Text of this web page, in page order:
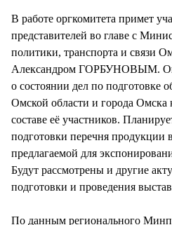
В работе оргкомитета примет
представителей во главе с
политики, транспорта и связи
Александром ГОРБУНОВЫМ.
о состоянии дел по подготовке
Омской области и города
составе её участников.
подготовки перечня продукции
предлагаемой для
Будут рассмотрены и другие
подготовки и проведения
По данным регионального